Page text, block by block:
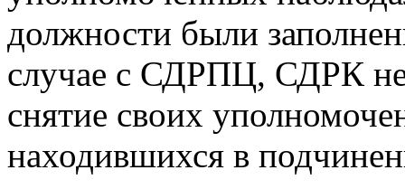
должности были
случае с СДРПЦ, СДРК не
снятие своих
находившихся в